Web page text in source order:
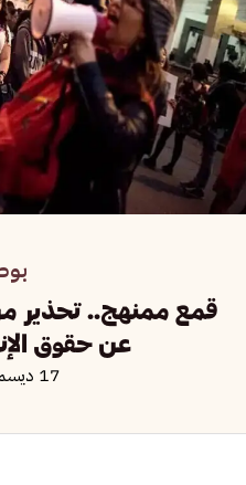
قمع ممنهج.. تحذير
عن حقوق
17 ديسمبر 2025